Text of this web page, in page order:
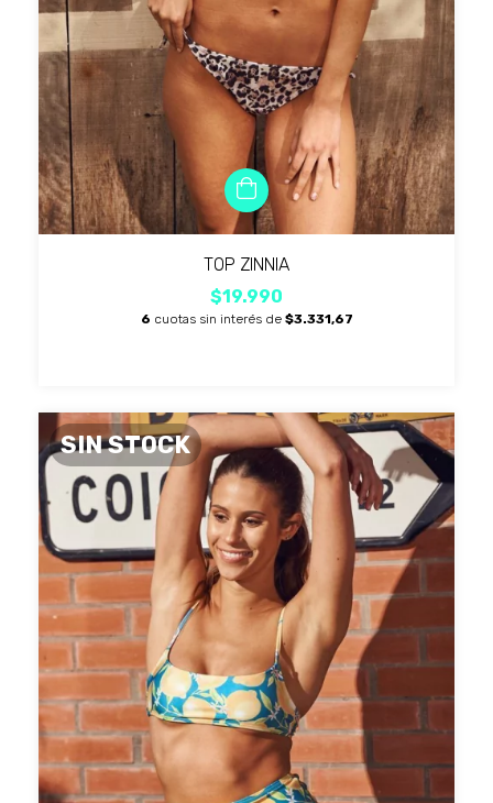
TOP ZINNIA
$19.990
6 cuotas sin interés de $3.331,67
SIN STOCK